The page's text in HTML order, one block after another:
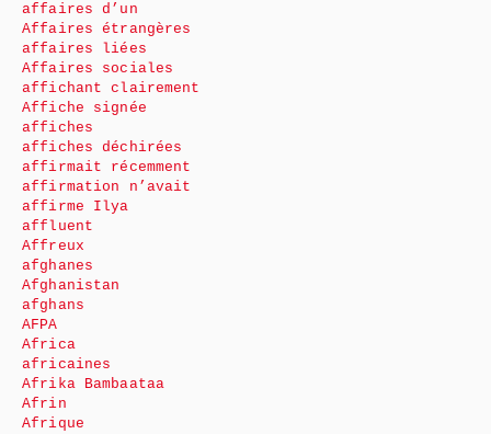
affaires d’un
Affaires étrangères
affaires liées
Affaires sociales
affichant clairement
Affiche signée
affiches
affiches déchirées
affirmait récemment
affirmation n’avait
affirme Ilya
affluent
Affreux
afghanes
Afghanistan
afghans
AFPA
Africa
africaines
Afrika Bambaataa
Afrin
Afrique